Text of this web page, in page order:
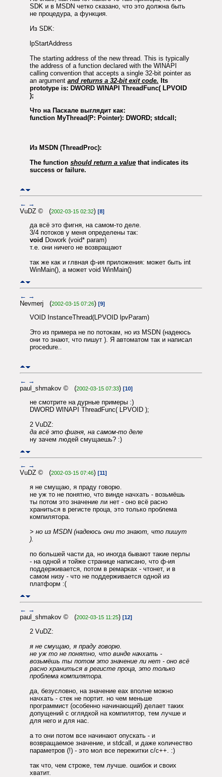
SDK и в MSDN четко сказано, что это должна быть
не процедура, а функция.
Из SDK:
lpStartAddress
The starting address of the new thread. This is typically
the address of a function declared with the WINAPI
calling convention that accepts a single 32-bit pointer as
an argument and returns a 32-bit exit code. Its
prototype is: DWORD WINAPI ThreadFunc( LPVOID
);
Что на Паскале выглядит как:
function MyThread(P: Pointer): DWORD; stdcall;
Из MSDN (ThreadProc):
The function should return a value that indicates its
success or failure.
← →
VuDZ © (2002-03-15 02:32) [8]
да всё это фигня, на самом-то деле.
3/4 потоков у меня определены так:
void Dowork (void* param)
т.е. они ничего не возвращают
так же как и глвная ф-ия приложения: может быть int
WinMain(), а может void WinMain()
← →
Nevmerj (2002-03-15 07:26) [9]
VOID InstanceThread(LPVOID lpvParam)
Это из примера не по потокам, но из MSDN (надеюсь
они то знают, что пишут ). Я автоматом так и написал
procedure..
← →
paul_shmakov © (2002-03-15 07:33) [10]
не смотрите на дурные примеры :)
DWORD WINAPI ThreadFunc( LPVOID );
2 VuDZ:
да всё это фигня, на самом-то деле
ну зачем людей смущаешь? :)
← →
VuDZ © (2002-03-15 07:46) [11]
я не смущаю, я праду говорю.
не уж то не понятно, что винде начхать - возьмёшь
ты потом это значение ли нет - оно всё расно
храниться в регисте проца, это только проблема
компилятора.
> но из MSDN (надеюсь они то знают, что пишут
).
по большей части да, но иногда бывают такие перлы
- на одной и тойже странице написано, что ф-ия
поддерживается, потом в ремарках - чтонет, и в
самом низу - что не поддерживается одной из
платформ :(
← →
paul_shmakov © (2002-03-15 11:25) [12]
2 VuDZ:
я не смущаю, я праду говорю.
не уж то не понятно, что винде начхать -
возьмёшь ты потом это значение ли нет - оно всё
расно храниться в регисте проца, это только
проблема компилятора.
да, безусловно, на значение eax вполне можно
начхать - стек не портит. но чем меньше
программист (особенно начинающий) делает таких
допущений с оглядкой на компилятор, тем лучше и
для него и для нас.
а то они потом все начинают опускать - и
возвращаемое значение, и stdcall, и даже количество
параметров (!) - это мол все пережитки с/с++. :)
так что, чем строже, тем лучше. ошибок и своих
хватит.